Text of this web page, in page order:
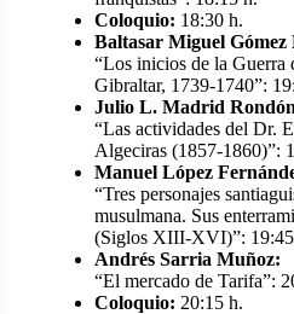
Coloquio: 18:30 h.
Baltasar Miguel Gómez
“Los inicios de la Guerra
Gibraltar, 1739-1740”:
Julio L. Madrid
“Las actividades del Dr.
Algeciras (1857-1860)”:
Manuel López
“Tres personajes
musulmana. Sus
(Siglos XIII-XVI)”:
Andrés Sarria Muñoz:
“El mercado de Tarifa”:
Coloquio: 20:15 h.